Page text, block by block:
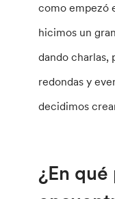
como empezó
hicimos un
dando charlas,
redondas y
decidimos
¿En